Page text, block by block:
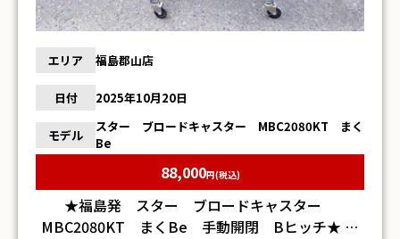
エリア 福島郡山店
日付 2025年10月20日
モデル
スター ブロードキャスター MBC2080KT まく
Be
88,000円(税込)
★福島発 スター ブロードキャスター
MBC2080KT まくBe 手動開閉 Bヒッチ★ ♪